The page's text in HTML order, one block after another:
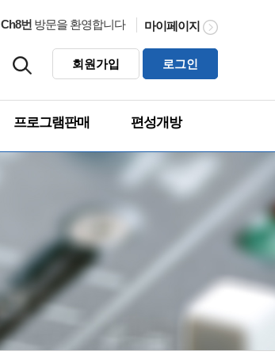
Ch8번 방문을 환영합니다 마이페이지
회원가입 로그인
프로그램판매 편성개방